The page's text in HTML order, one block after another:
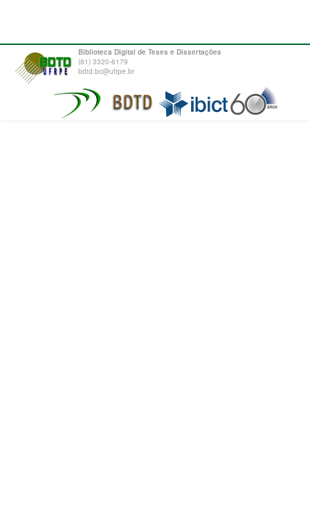
Biblioteca Digital de Teses e Dissertações
(81) 3320-6179
bdtd.bc@ufrpe.br